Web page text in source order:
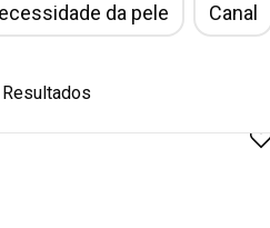
da pele Canal